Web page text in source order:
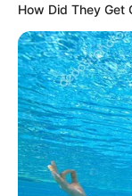
How Did They Get